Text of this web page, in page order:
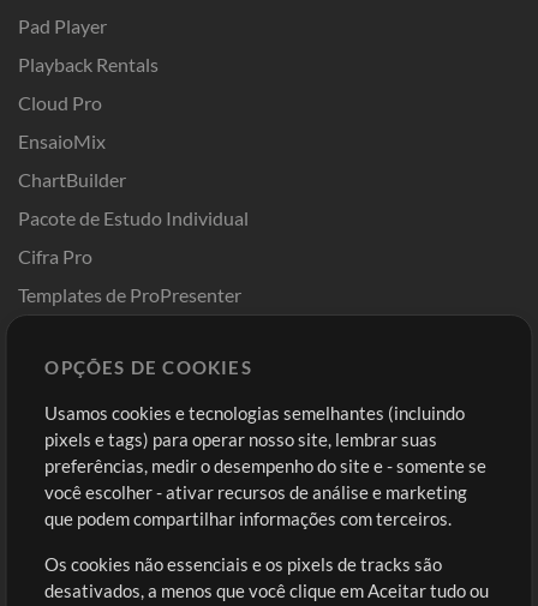
Pad Player
Playback Rentals
Cloud Pro
EnsaioMix
ChartBuilder
Pacote de Estudo Individual
Cifra Pro
Templates de ProPresenter
Comprar Créditos
Conteúdo Grátis
Solicite uma Música
Extras
Entre
Cadastre-se
Ir ao carrinho
OPÇÕES DE COOKIES
Usamos cookies e tecnologias semelhantes (incluindo
pixels e tags) para operar nosso site, lembrar suas
preferências, medir o desempenho do site e - somente se
você escolher - ativar recursos de análise e marketing
que podem compartilhar informações com terceiros.
Os cookies não essenciais e os pixels de tracks são
desativados, a menos que você clique em Aceitar tudo ou